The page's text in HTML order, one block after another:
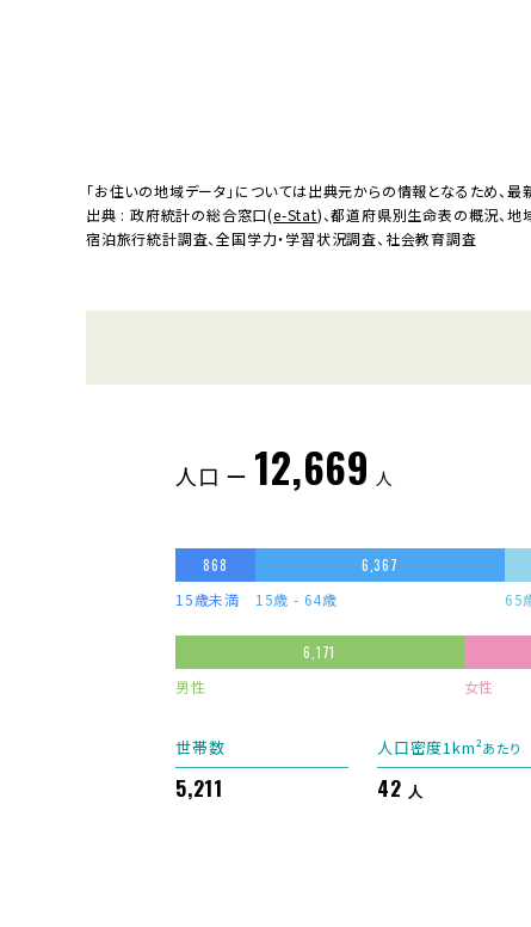
「お住いの地域データ」については出典元からの情報となるため、
出典 : 政府統計の総合窓口(e-Stat)、都道府県別生命表の概況、地
宿泊旅行統計調査、全国学力・学習状況調査、社会教育調査
人口 ー 12,669 人
868
15歳未満
6,367
15歳 - 64歳
65
6,171
男性
女性
世帯数
5,211
人口密度1km²あたり
42 人